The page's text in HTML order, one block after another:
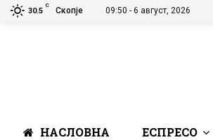
30.5
C
Скопје 09:50 - 6 август, 2026
НАСЛОВНА ЕСПРЕСО